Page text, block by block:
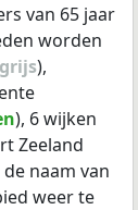
van 65 jaar
worden
grijs),
), 6 wijken
Zeeland
naam van
weer te